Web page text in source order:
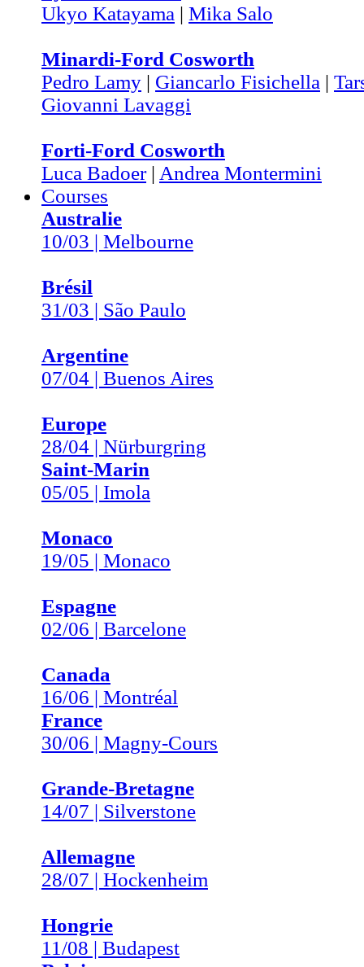
Ukyo Katayama | Mika Salo
Minardi-Ford Cosworth
Pedro Lamy | Giancarlo Fisichella |
Giovanni Lavaggi
Forti-Ford Cosworth
Luca Badoer| Andrea Montermini
Courses
Australie
10/03 | Melbourne
Brésil
31/03 | São Paulo
Argentine
07/04 | Buenos Aires
Europe
28/04 | Nürburgring
Saint-Marin
05/05 | Imola
Monaco
19/05 | Monaco
Espagne
02/06 | Barcelone
Canada
16/06 | Montréal
France
30/06 | Magny-Cours
Grande-Bretagne
14/07 | Silverstone
Allemagne
28/07 | Hockenheim
Hongrie
11/08 | Budapest